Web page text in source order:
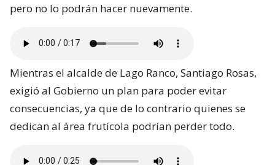
pero no lo podrán hacer nuevamente.
Mientras el alcalde de Lago Ranco, Santiago Rosas,
exigió al Gobierno un plan para poder evitar
consecuencias, ya que de lo contrario quienes se
dedican al área frutícola podrían perder todo.